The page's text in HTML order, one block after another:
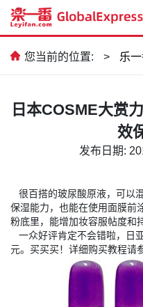
您当前的位置: > 乐
日本COSME大赏
效
发布日期:
很百搭的玻尿酸原液，可以
保湿能力，也能在使用面膜前
粉底里，能增加妆容服帖度和
一众好评肯定不会错啦，日
元。买买买！详细购买教程请